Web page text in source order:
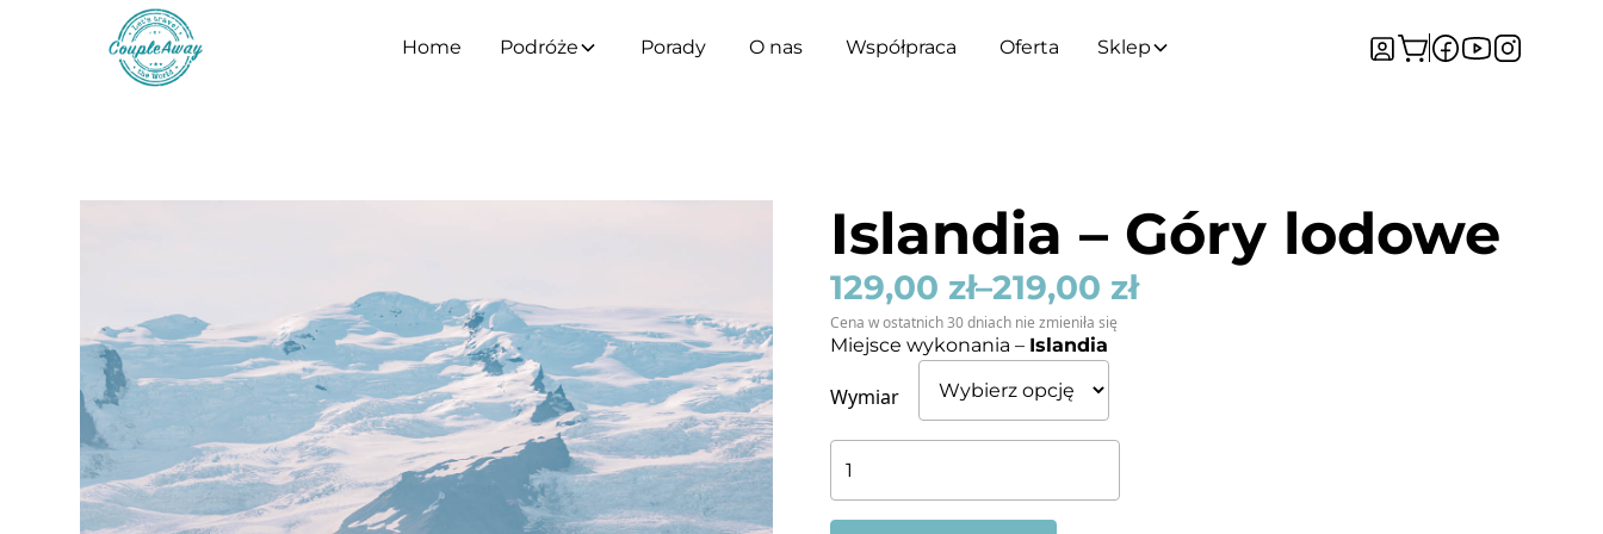
Home Podróże Porady O nas Współpraca Oferta Sklep
Islandia – Góry lodowe
129,00 zł–219,00 zł
Cena w ostatnich 30 dniach nie zmieniła się
Miejsce wykonania – Islandia
Wymiar
Islandia